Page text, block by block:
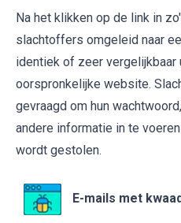
Na het klikken op de link in
slachtoffers omgeleid naar
identiek of zeer vergelijkbaar
oorspronkelijke website.
gevraagd om hun
andere informatie in te
wordt gestolen.
E-mails met